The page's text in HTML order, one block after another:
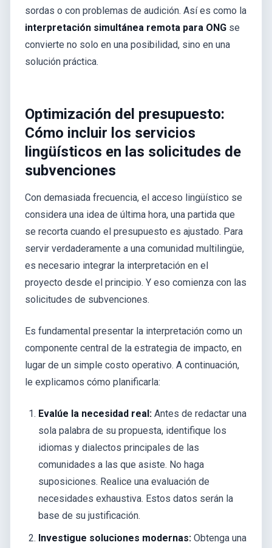
sordas o con problemas de audición. Así es como la
interpretación simultánea remota para ONG se
convierte no solo en una posibilidad, sino en una
solución práctica.
Optimización del presupuesto:
Cómo incluir los servicios
lingüísticos en las solicitudes de
subvenciones
Con demasiada frecuencia, el acceso lingüístico se
considera una idea de última hora, una partida que
se recorta cuando el presupuesto es ajustado. Para
servir verdaderamente a una comunidad multilingüe,
es necesario integrar la interpretación en el
proyecto desde el principio. Y eso comienza con las
solicitudes de subvenciones.
Es fundamental presentar la interpretación como un
componente central de la estrategia de impacto, en
lugar de un simple costo operativo. A continuación,
le explicamos cómo planificarla:
Evalúe la necesidad real: Antes de redactar una
sola palabra de su propuesta, identifique los
idiomas y dialectos principales de las
comunidades a las que asiste. No haga
suposiciones. Realice una evaluación de
necesidades exhaustiva. Estos datos serán la
base de su justificación.
Investigue soluciones modernas: Obtenga una